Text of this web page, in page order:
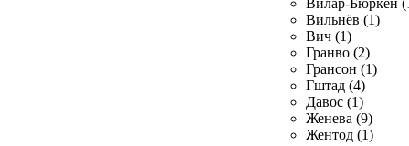
Вилар-Бюркен
Вильнёв (1)
Вич (1)
Гранво (2)
Грансон (1)
Гштад (4)
Давос (1)
Женева (9)
Жентод (1)